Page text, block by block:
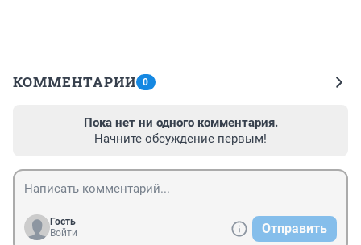
КОММЕНТАРИИ 0
Пока нет ни одного комментария.
Начните обсуждение первым!
Гость
Войти
Отправить